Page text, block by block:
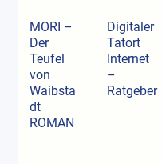
MORI –
Der
Teufel
von
Waibsta
dt
ROMAN
Digitaler
Tatort
Internet
–
Ratgeber